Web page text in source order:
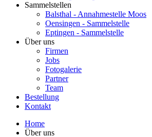
Sammelstellen
Balsthal - Annahmestelle Moos
Oensingen - Sammelstelle
Eptingen - Sammelstelle
Über uns
Firmen
Jobs
Fotogalerie
Partner
Team
Bestellung
Kontakt
Home
Über uns